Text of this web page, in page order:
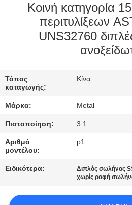
ΠΟΙΟΤΙΚΌΣ
ΈΛΕΓΧΟΣ
ΕΛΆΤΕ
ΣΕ
ΕΠΑΦΉ
ΝΈΑ
ΠΕΡΙΠΤΏΣΕΙΣ
Κοινή κατηγορία
περιτυλίξεων
UNS32760
Τόπος
καταγωγής:
Κίνα
Μάρκα: Metal
Πιστοποίηση: 3.1
Αριθμό
μοντέλου:
p1
Ειδικότερα: Διπλός σωλήνας
χωρίς ραφή